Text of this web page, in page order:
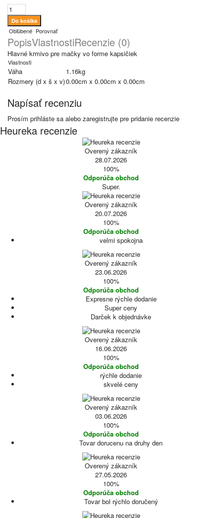
Obľúbené Porovnať
PopisVlastnostiRecenzie (0)
Hlavné krmivo pre mačky vo forme kapsičiek
Vlastnosti
Váha
1.16kg
Rozmery (d x š x v)0.00cm x 0.00cm x 0.00cm
Napísať recenziu
Prosím prihláste sa alebo zaregistrujte pre pridanie recenzie
Heureka recenzie
Overený zákazník
28.07.2026
100%
Odporúča obchod
Super.
Overený zákazník
20.07.2026
100%
Odporúča obchod
velmi spokojna
Overený zákazník
23.06.2026
100%
Odporúča obchod
Expresne rýchle dodanie
Super ceny
Darček k objednávke
Overený zákazník
16.06.2026
100%
Odporúča obchod
rýchle dodanie
skvelé ceny
Overený zákazník
03.06.2026
100%
Odporúča obchod
Tovar dorucenu na druhy den
Overený zákazník
27.05.2026
100%
Odporúča obchod
Tovar bol rýchlo doručený